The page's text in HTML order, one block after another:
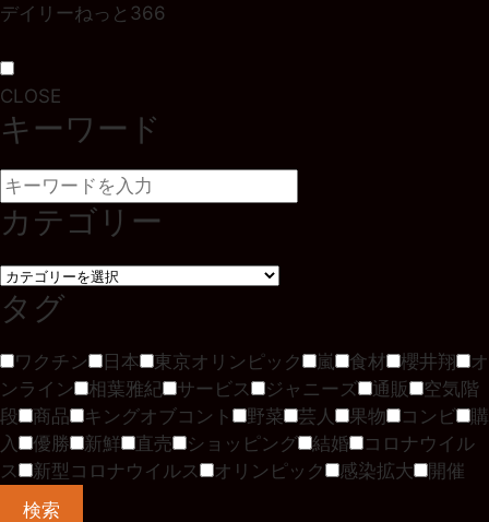
デイリーねっと366
CLOSE
キーワード
カテゴリー
タグ
ワクチン 日本 東京オリンピック 嵐 食材 櫻井翔
オ
ンライン
相葉雅紀 サービス ジャニーズ 通販
空気階
段
商品 キングオブコント 野菜 芸人 果物 コンビ
購
入
優勝 新鮮 直売 ショッピング 結婚
コロナウイル
ス
新型コロナウイルス オリンピック 感染拡大
開催
検索